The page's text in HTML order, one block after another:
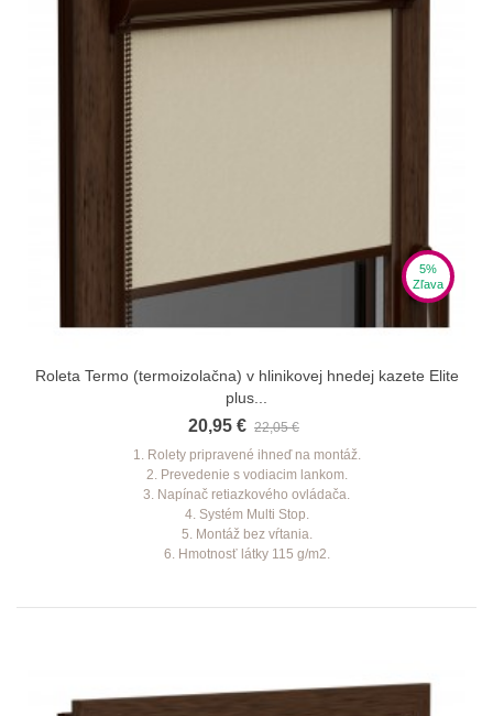
5%
Zľava
Roleta Termo (termoizolačna) v hlinikovej hnedej kazete Elite
plus...
20,95 € 22,05 €
1. Rolety pripravené ihneď na montáž.
2. Prevedenie s vodiacim lankom.
3. Napínač retiazkového ovládača.
4. Systém Multi Stop.
5. Montáž bez vŕtania.
6. Hmotnosť látky 115 g/m2.